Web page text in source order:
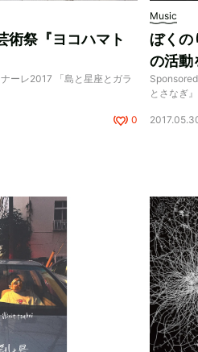
術祭『ヨコハマト
ーレ2017 「島と星座とガラ
0
Music
ぼくの
の活動
とさなぎ』